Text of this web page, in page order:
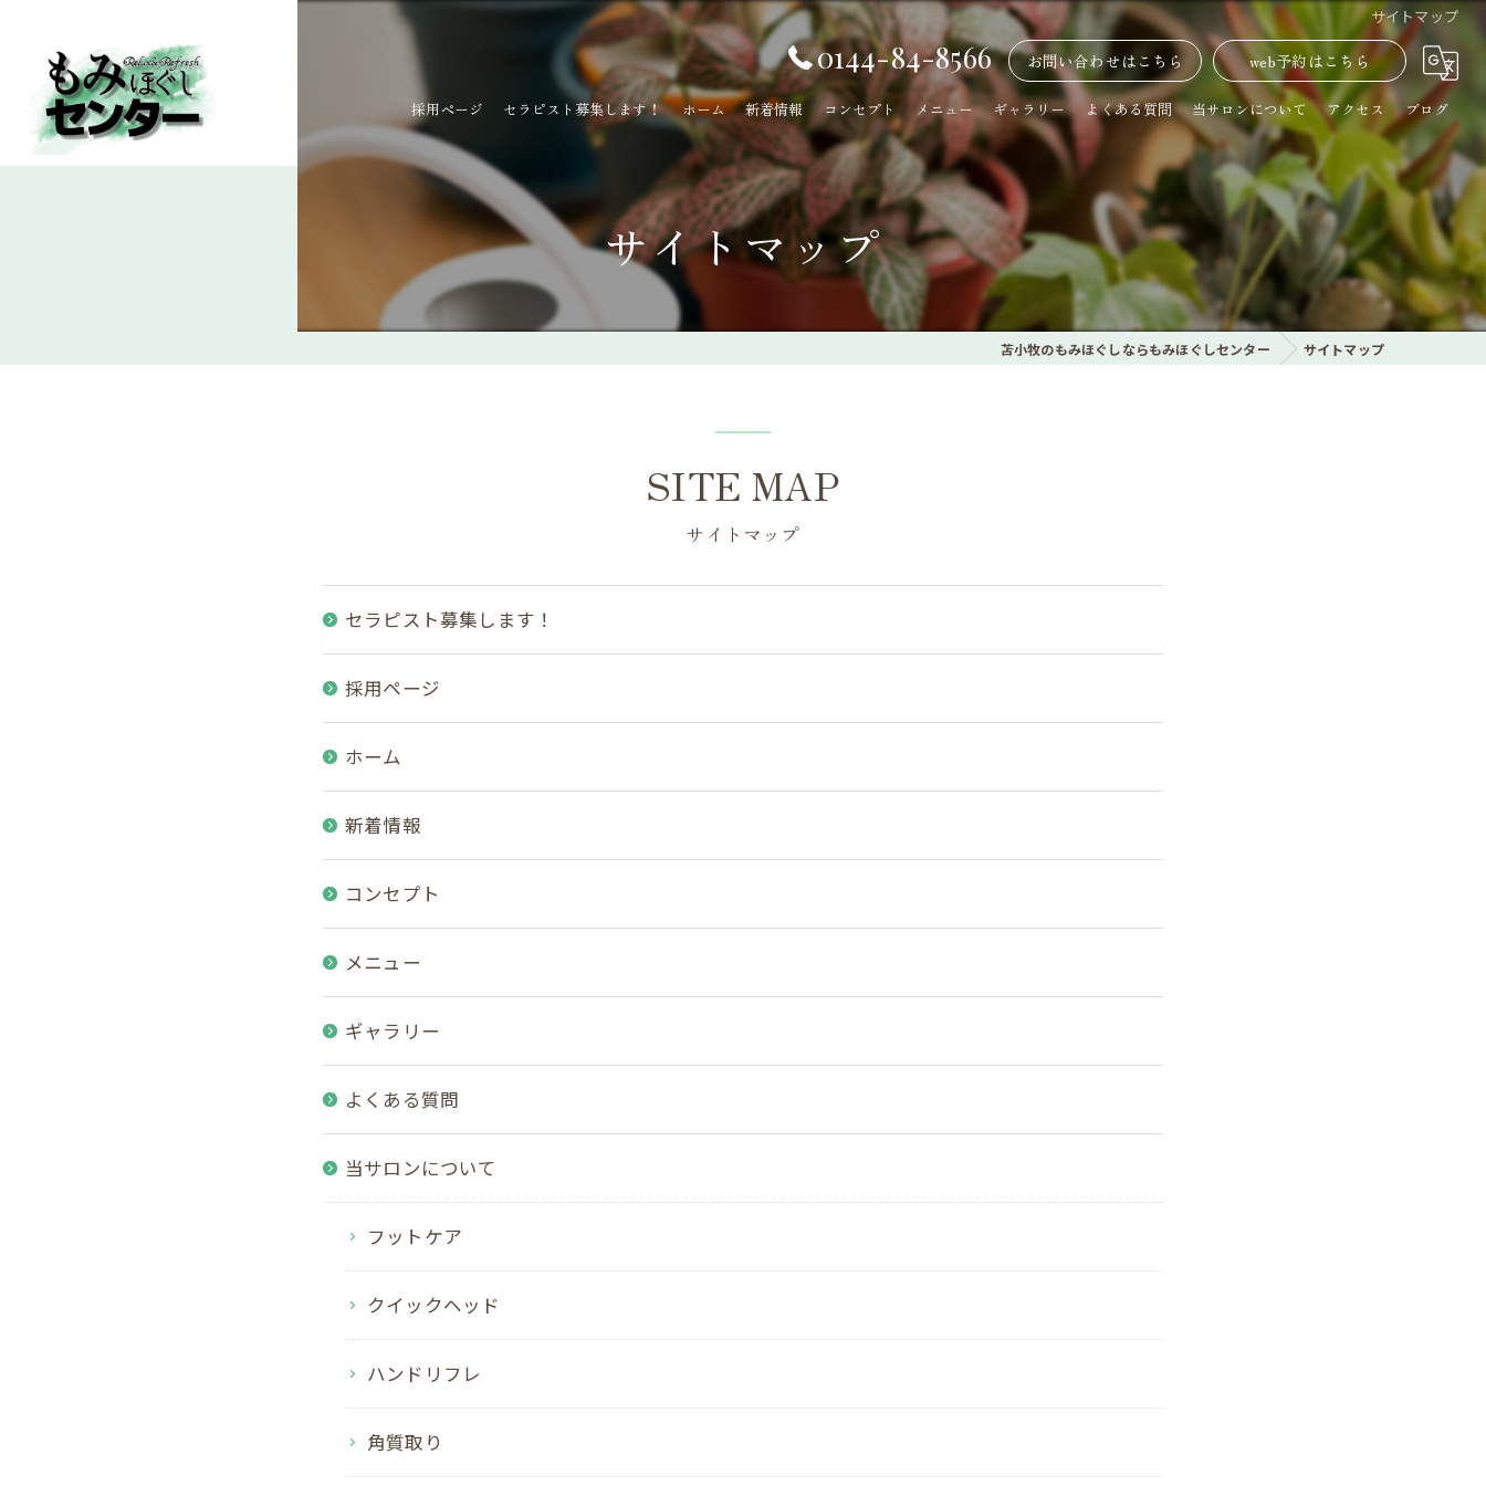
サイトマップ
0144-84-8566 お問い合わせはこちら web予約はこちら
採用ページ セラピスト募集します！ ホーム 新着情報 コンセプト メニュー ギャラリー よくある質問 当サロンについて
フットケア
クイックヘッド
ハンドリフレ
角質取り
アクセス ブログ
サイトマップ
苫小牧のもみほぐしならもみほぐしセンター サイトマップ
サイトマップ
SITE MAP
セラピスト募集します！
採用ページ
ホーム
新着情報
コンセプト
メニュー
ギャラリー
よくある質問
当サロンについて
フットケア
クイックヘッド
ハンドリフレ
角質取り